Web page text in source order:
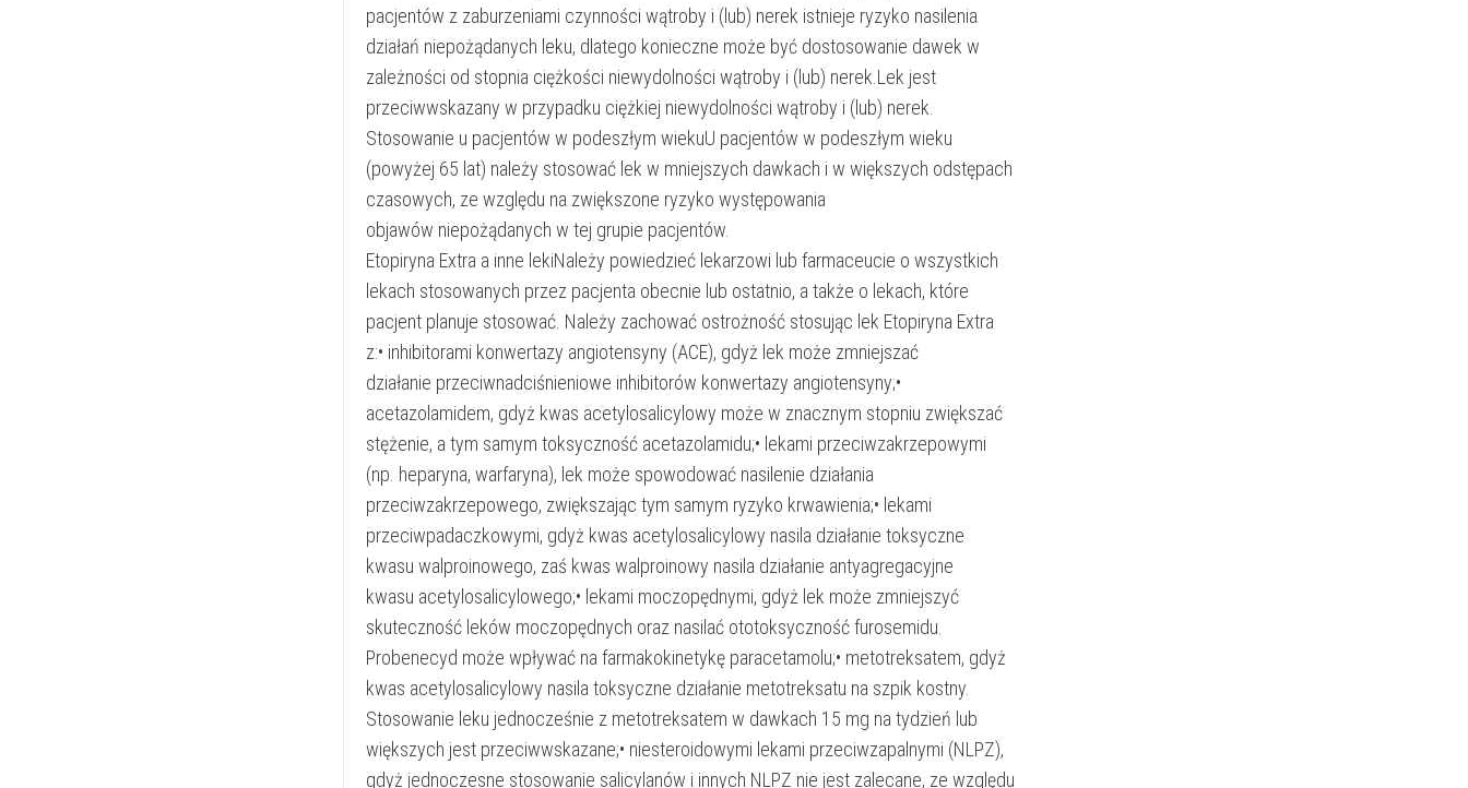
pacjentów z zaburzeniami czynności wątroby i (lub) nerek istnieje ryzyko nasilenia
działań niepożądanych leku, dlatego konieczne może być dostosowanie dawek w
zależności od stopnia ciężkości niewydolności wątroby i (lub) nerek.Lek jest
przeciwwskazany w przypadku ciężkiej niewydolności wątroby i (lub) nerek.
Stosowanie u pacjentów w podeszłym wiekuU pacjentów w podeszłym wieku
(powyżej 65 lat) należy stosować lek w mniejszych dawkach i w większych odstępach
czasowych, ze względu na zwiększone ryzyko występowania
objawów niepożądanych w tej grupie pacjentów.
Etopiryna Extra a inne lekiNależy powiedzieć lekarzowi lub farmaceucie o wszystkich
lekach stosowanych przez pacjenta obecnie lub ostatnio, a także o lekach, które
pacjent planuje stosować. Należy zachować ostrożność stosując lek Etopiryna Extra
z:• inhibitorami konwertazy angiotensyny (ACE), gdyż lek może zmniejszać
działanie przeciwnadciśnieniowe inhibitorów konwertazy angiotensyny;•
acetazolamidem, gdyż kwas acetylosalicylowy może w znacznym stopniu zwiększać
stężenie, a tym samym toksyczność acetazolamidu;• lekami przeciwzakrzepowymi
(np. heparyna, warfaryna), lek może spowodować nasilenie działania
przeciwzakrzepowego, zwiększając tym samym ryzyko krwawienia;• lekami
przeciwpadaczkowymi, gdyż kwas acetylosalicylowy nasila działanie toksyczne
kwasu walproinowego, zaś kwas walproinowy nasila działanie antyagregacyjne
kwasu acetylosalicylowego;• lekami moczopędnymi, gdyż lek może zmniejszyć
skuteczność leków moczopędnych oraz nasilać ototoksyczność furosemidu.
Probenecyd może wpływać na farmakokinetykę paracetamolu;• metotreksatem, gdyż
kwas acetylosalicylowy nasila toksyczne działanie metotreksatu na szpik kostny.
Stosowanie leku jednocześnie z metotreksatem w dawkach 15 mg na tydzień lub
większych jest przeciwwskazane;• niesteroidowymi lekami przeciwzapalnymi (NLPZ),
gdyż jednoczesne stosowanie salicylanów i innych NLPZ nie jest zalecane, ze względu